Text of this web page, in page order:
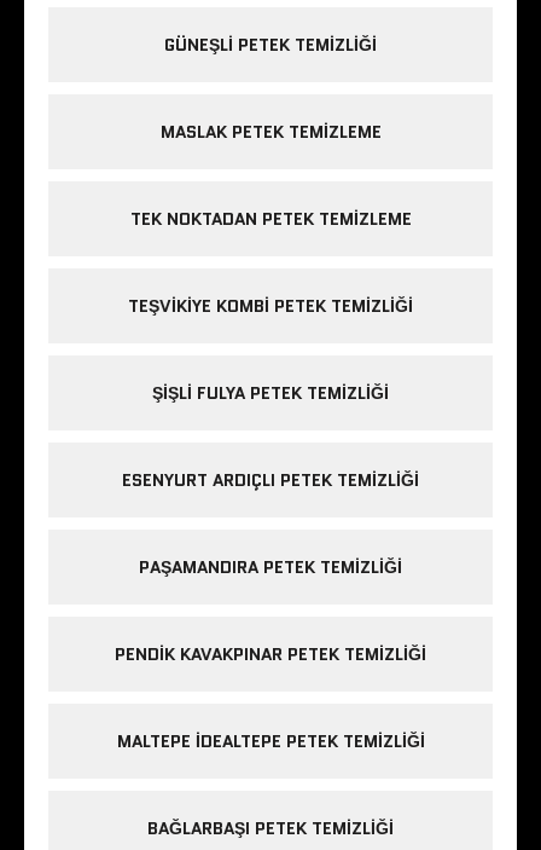
GÜNEŞLI PETEK TEMIZLIĞI
MASLAK PETEK TEMIZLEME
TEK NOKTADAN PETEK TEMIZLEME
TEŞVIKIYE KOMBI PETEK TEMIZLIĞI
ŞIŞLI FULYA PETEK TEMIZLIĞI
ESENYURT ARDIÇLI PETEK TEMIZLIĞI
PAŞAMANDIRA PETEK TEMIZLIĞI
PENDIK KAVAKPINAR PETEK TEMIZLIĞI
MALTEPE IDEALTEPE PETEK TEMIZLIĞI
BAĞLARBAŞI PETEK TEMIZLIĞI